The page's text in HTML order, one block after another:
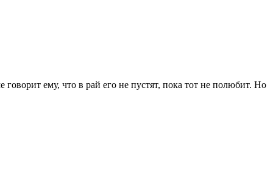
ему, что в рай его не пустят, пока тот не полюбит. Но